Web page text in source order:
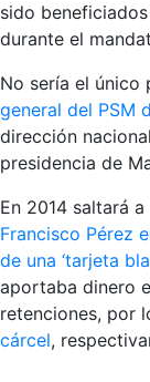
sido
durante el
No sería el único
general del PSM
dirección
presidencia de
En 2014 saltará
Francisco Pérez
de una ‘tarjeta
aportaba dinero
retenciones, por
cárcel,